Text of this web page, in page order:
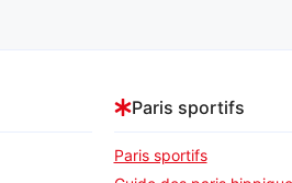
Paris sportifs
Paris sportifs